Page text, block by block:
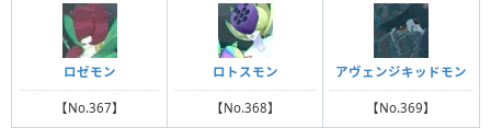
ロゼモン
【No.367】
ロトスモン
【No.368】
アヴェンジキッドモン
【No.369】